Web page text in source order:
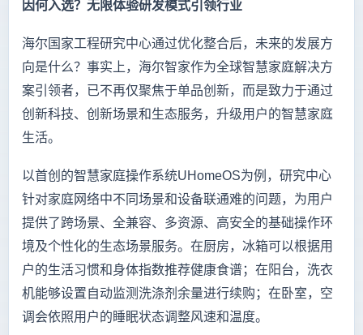
因何入选？无限体验研发模式引领行业
海尔国家工程研究中心通过优化整合后，未来的发展方
向是什么？事实上，海尔智家作为全球智慧家庭解决方
案引领者，已不再仅聚焦于单品创新，而是致力于通过
创新科技、创新场景和生态服务，升级用户的智慧家庭
生活。
以首创的智慧家庭操作系统UHomeOS为例，研究中心
针对家庭网络中不同场景和设备联通难的问题，为用户
提供了跨场景、全兼容、多资源、高安全的基础操作环
境及个性化的生态场景服务。在厨房，冰箱可以根据用
户的生活习惯和身体指数推荐健康食谱；在阳台，洗衣
机能够设置自动监测洗涤剂余量进行续购；在卧室，空
调会依照用户的睡眠状态调整风速和温度。